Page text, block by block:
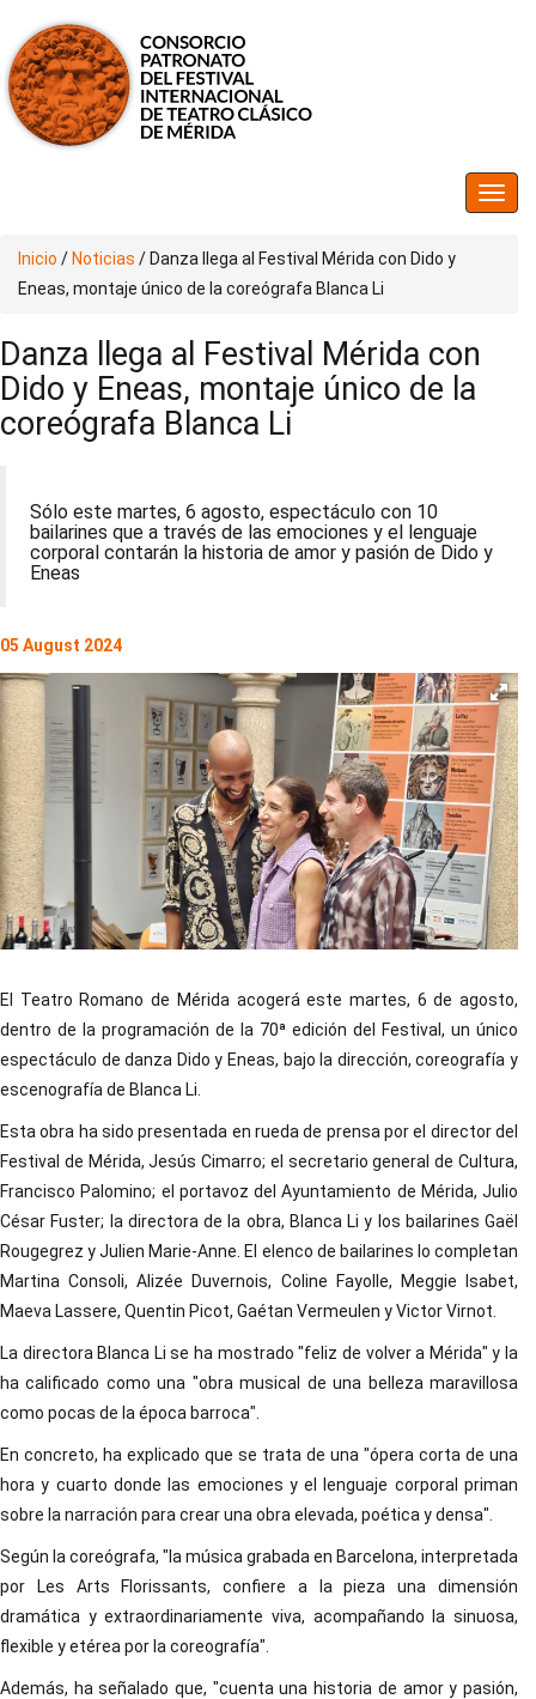
Inicio / Noticias / Danza llega al Festival Mérida con Dido y
Eneas, montaje único de la coreógrafa Blanca Li
Danza llega al Festival Mérida con
Dido y Eneas, montaje único de la
coreógrafa Blanca Li
Sólo este martes, 6 agosto, espectáculo con 10
bailarines que a través de las emociones y el lenguaje
corporal contarán la historia de amor y pasión de Dido y
Eneas
05 August 2024
El Teatro Romano de Mérida acogerá este martes, 6 de agosto,
dentro de la programación de la 70ª edición del Festival, un único
espectáculo de danza Dido y Eneas, bajo la dirección, coreografía y
escenografía de Blanca Li.
Esta obra ha sido presentada en rueda de prensa por el director del
Festival de Mérida, Jesús Cimarro; el secretario general de Cultura,
Francisco Palomino; el portavoz del Ayuntamiento de Mérida, Julio
César Fuster; la directora de la obra, Blanca Li y los bailarines Gaël
Rougegrez y Julien Marie-Anne. El elenco de bailarines lo completan
Martina Consoli, Alizée Duvernois, Coline Fayolle, Meggie Isabet,
Maeva Lassere, Quentin Picot, Gaétan Vermeulen y Victor Virnot.
La directora Blanca Li se ha mostrado "feliz de volver a Mérida" y la
ha calificado como una "obra musical de una belleza maravillosa
como pocas de la época barroca".
En concreto, ha explicado que se trata de una "ópera corta de una
hora y cuarto donde las emociones y el lenguaje corporal priman
sobre la narración para crear una obra elevada, poética y densa".
Según la coreógrafa, "la música grabada en Barcelona, interpretada
por Les Arts Florissants, confiere a la pieza una dimensión
dramática y extraordinariamente viva, acompañando la sinuosa,
flexible y etérea por la coreografía".
Además, ha señalado que, "cuenta una historia de amor y pasión,